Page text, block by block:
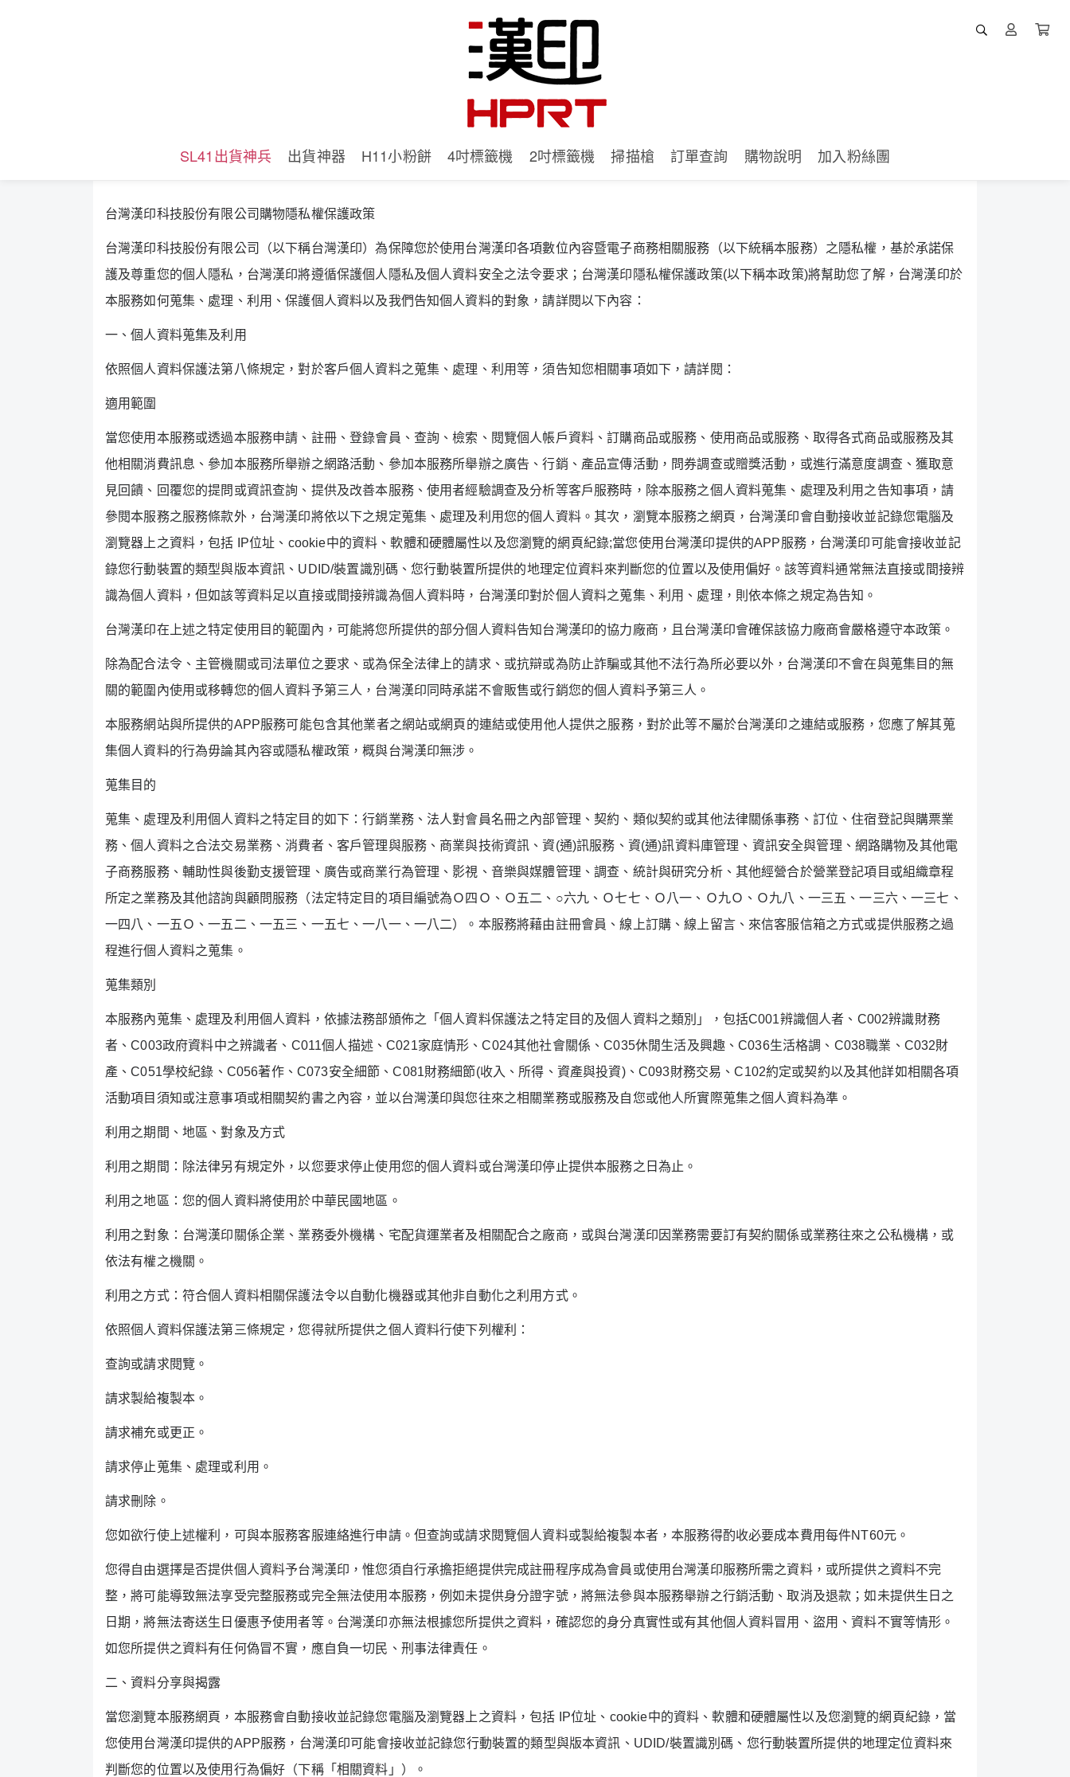
SL41出貨神兵 出貨神器 H11小粉餅 4吋標籤機 2吋標籤機 掃描槍 訂單查詢 購物說明 加入粉絲團
台灣漢印科技股份有限公司購物隱私權保護政策
台灣漢印科技股份有限公司（以下稱台灣漢印）為保障您於使用台灣漢印各項數位內容暨電子商務相關服務（以下統稱本服務）之隱私權，基於承諾保
護及尊重您的個人隱私，台灣漢印將遵循保護個人隱私及個人資料安全之法令要求；台灣漢印隱私權保護政策(以下稱本政策)將幫助您了解，台灣漢印於
本服務如何蒐集、處理、利用、保護個人資料以及我們告知個人資料的對象，請詳閱以下內容：
一、個人資料蒐集及利用
依照個人資料保護法第八條規定，對於客戶個人資料之蒐集、處理、利用等，須告知您相關事項如下，請詳閱：
適用範圍
當您使用本服務或透過本服務申請、註冊、登錄會員、查詢、檢索、閱覽個人帳戶資料、訂購商品或服務、使用商品或服務、取得各式商品或服務及其
他相關消費訊息、參加本服務所舉辦之網路活動、參加本服務所舉辦之廣告、行銷、產品宣傳活動，問券調查或贈獎活動，或進行滿意度調查、獲取意
見回饋、回覆您的提問或資訊查詢、提供及改善本服務、使用者經驗調查及分析等客戶服務時，除本服務之個人資料蒐集、處理及利用之告知事項，請
參閱本服務之服務條款外，台灣漢印將依以下之規定蒐集、處理及利用您的個人資料。其次，瀏覽本服務之網頁，台灣漢印會自動接收並記錄您電腦及
瀏覽器上之資料，包括 IP位址、 cookie中的資料、軟體和硬體屬性以及您瀏覽的網頁紀錄;當您使用台灣漢印提供的APP服務，台灣漢印可能會接收並記
錄您行動裝置的類型與版本資訊、 UDID/裝置識別碼、您行動裝置所提供的地理定位資料來判斷您的位置以及使用偏好。該等資料通常無法直接或間接辨
識為個人資料，但如該等資料足以直接或間接辨識為個人資料時，台灣漢印對於個人資料之蒐集、利用、處理，則依本條之規定為告知。
台灣漢印在上述之特定使用目的範圍內，可能將您所提供的部分個人資料告知台灣漢印的協力廠商，且台灣漢印會確保該協力廠商會嚴格遵守本政策。
除為配合法令、主管機關或司法單位之要求、或為保全法律上的請求、或抗辯或為防止詐騙或其他不法行為所必要以外，台灣漢印不會在與蒐集目的無
關的範圍內使用或移轉您的個人資料予第三人，台灣漢印同時承諾不會販售或行銷您的個人資料予第三人。
本服務網站與所提供的APP服務可能包含其他業者之網站或網頁的連結或使用他人提供之服務，對於此等不屬於台灣漢印之連結或服務，您應了解其蒐
集個人資料的行為毋論其內容或隱私權政策，概與台灣漢印無涉。
蒐集目的
蒐集、處理及利用個人資料之特定目的如下：行銷業務、法人對會員名冊之內部管理、契約、類似契約或其他法律關係事務、訂位、住宿登記與購票業
務、個人資料之合法交易業務、消費者、客戶管理與服務、商業與技術資訊、資(通)訊服務、資(通)訊資料庫管理、資訊安全與管理、網路購物及其他電
子商務服務、輔助性與後勤支援管理、廣告或商業行為管理、影視、音樂與媒體管理、調查、統計與研究分析、其他經營合於營業登記項目或組織章程
所定之業務及其他諮詢與顧問服務（法定特定目的項目編號為Ｏ四Ｏ、Ｏ五二、○六九、Ｏ七七、Ｏ八一、Ｏ九Ｏ、Ｏ九八、一三五、一三六、一三七、
一四八、一五Ｏ、一五二、一五三、一五七、一八一、一八二）。本服務將藉由註冊會員、線上訂購、線上留言、來信客服信箱之方式或提供服務之過
程進行個人資料之蒐集。
蒐集類別
本服務內蒐集、處理及利用個人資料，依據法務部頒佈之「個人資料保護法之特定目的及個人資料之類別」，包括C001辨識個人者、 C002辨識財務
者、C003政府資料中之辨識者、 C011個人描述、C021家庭情形、C024其他社會關係、C035休閒生活及興趣、C036生活格調、 C038職業、 C032財
產、C051學校紀錄、 C056著作、 C073安全細節、C081財務細節(收入、所得、資產與投資)、 C093財務交易、C102約定或契約以及其他詳如相關各項
活動項目須知或注意事項或相關契約書之內容，並以台灣漢印與您往來之相關業務或服務及自您或他人所實際蒐集之個人資料為準。
利用之期間、地區、對象及方式
利用之期間：除法律另有規定外，以您要求停止使用您的個人資料或台灣漢印停止提供本服務之日為止。
利用之地區：您的個人資料將使用於中華民國地區。
利用之對象：台灣漢印關係企業、業務委外機構、宅配貨運業者及相關配合之廠商，或與台灣漢印因業務需要訂有契約關係或業務往來之公私機構，或
依法有權之機關。
利用之方式：符合個人資料相關保護法令以自動化機器或其他非自動化之利用方式。
依照個人資料保護法第三條規定，您得就所提供之個人資料行使下列權利：
查詢或請求閱覽。
請求製給複製本。
請求補充或更正。
請求停止蒐集、處理或利用。
請求刪除。
您如欲行使上述權利，可與本服務客服連絡進行申請。但查詢或請求閱覽個人資料或製給複製本者，本服務得酌收必要成本費用每件NT60元。
您得自由選擇是否提供個人資料予台灣漢印，惟您須自行承擔拒絕提供完成註冊程序成為會員或使用台灣漢印服務所需之資料，或所提供之資料不完
整，將可能導致無法享受完整服務或完全無法使用本服務，例如未提供身分證字號，將無法參與本服務舉辦之行銷活動、取消及退款；如未提供生日之
日期，將無法寄送生日優惠予使用者等。台灣漢印亦無法根據您所提供之資料，確認您的身分真實性或有其他個人資料冒用、盜用、資料不實等情形。
如您所提供之資料有任何偽冒不實，應自負一切民、刑事法律責任。
二、資料分享與揭露
當您瀏覽本服務網頁，本服務會自動接收並記錄您電腦及瀏覽器上之資料，包括 IP位址、 cookie中的資料、軟體和硬體屬性以及您瀏覽的網頁紀錄，當
您使用台灣漢印提供的APP服務，台灣漢印可能會接收並記錄您行動裝置的類型與版本資訊、 UDID/裝置識別碼、您行動裝置所提供的地理定位資料來
判斷您的位置以及使用行為偏好（下稱「相關資料」）。